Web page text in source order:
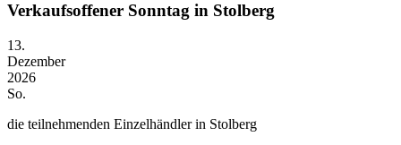
Verkaufsoffener Sonntag in Stolberg
13.
Dezember
2026
So.
die teilnehmenden Einzelhändler in Stolberg